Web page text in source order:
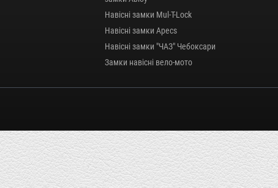
Навісні замки Mul-T-Lock
Навісні замки Apecs
Навісні замки "ЧАЗ" Чебоксари
Замки навісні вело-мото